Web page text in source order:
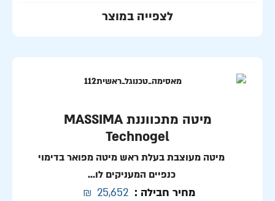
לצפייה במוצר
מיטה מתכווננת MASSIMA
Technogel
מיטה מעוצבת בעלת ראש מיטה מפוארבדימוי
כנפיים המעניקים לו...
מחיר חבילה : 25,652
₪